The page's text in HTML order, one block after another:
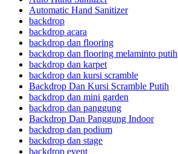
Automatic Hand Sanitizer
backdrop
backdrop acara
backdrop dan flooring
backdrop dan flooring melaminto putih
backdrop dan karpet
backdrop dan kursi scramble
Backdrop Dan Kursi Scramble Putih
backdrop dan mini garden
backdrop dan panggung
Backdrop Dan Panggung Indoor
backdrop dan podium
backdrop dan stage
backdrop event